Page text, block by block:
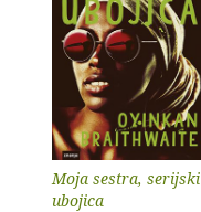
Moja sestra, serijski
ubojica